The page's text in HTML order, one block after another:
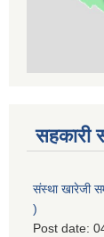
सहकारी
संस्था खारेजी
)
Post date: